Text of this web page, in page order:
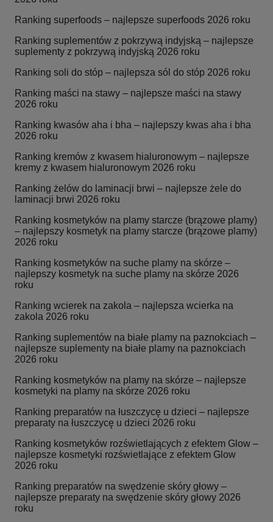
Ranking superfoods – najlepsze superfoods 2026 roku
Ranking suplementów z pokrzywą indyjską – najlepsze
suplementy z pokrzywą indyjską 2026 roku
Ranking soli do stóp – najlepsza sól do stóp 2026 roku
Ranking maści na stawy – najlepsze maści na stawy
2026 roku
Ranking kwasów aha i bha – najlepszy kwas aha i bha
2026 roku
Ranking kremów z kwasem hialuronowym – najlepsze
kremy z kwasem hialuronowym 2026 roku
Ranking żelów do laminacji brwi – najlepsze żele do
laminacji brwi 2026 roku
Ranking kosmetyków na plamy starcze (brązowe plamy)
– najlepszy kosmetyk na plamy starcze (brązowe plamy)
2026 roku
Ranking kosmetyków na suche plamy na skórze –
najlepszy kosmetyk na suche plamy na skórze 2026
roku
Ranking wcierek na zakola – najlepsza wcierka na
zakola 2026 roku
Ranking suplementów na białe plamy na paznokciach –
najlepsze suplementy na białe plamy na paznokciach
2026 roku
Ranking kosmetyków na plamy na skórze – najlepsze
kosmetyki na plamy na skórze 2026 roku
Ranking preparatów na łuszczycę u dzieci – najlepsze
preparaty na łuszczycę u dzieci 2026 roku
Ranking kosmetyków rozświetlających z efektem Glow –
najlepsze kosmetyki rozświetlające z efektem Glow
2026 roku
Ranking preparatów na swędzenie skóry głowy –
najlepsze preparaty na swędzenie skóry głowy 2026
roku